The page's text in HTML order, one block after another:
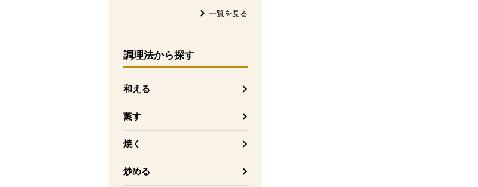
一覧を見る
調理法から探す
和える
蒸す
焼く
炒める